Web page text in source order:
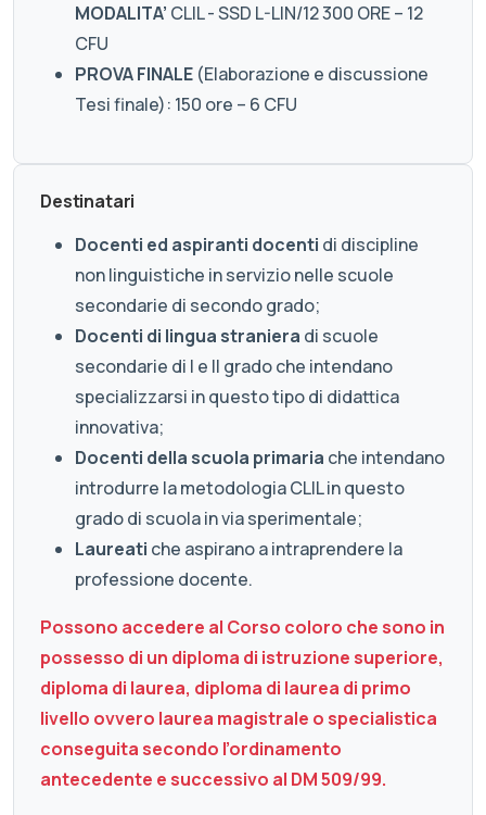
MODALITA’ CLIL - SSD L-LIN/12 300 ORE – 12
CFU
PROVA FINALE (Elaborazione e discussione
Tesi finale): 150 ore – 6 CFU
Destinatari
Docenti ed aspiranti docenti di discipline
non linguistiche in servizio nelle scuole
secondarie di secondo grado;
Docenti di lingua straniera di scuole
secondarie di I e II grado che intendano
specializzarsi in questo tipo di didattica
innovativa;
Docenti della scuola primaria che intendano
introdurre la metodologia CLIL in questo
grado di scuola in via sperimentale;
Laureati che aspirano a intraprendere la
professione docente.
Possono accedere al Corso coloro che sono in
possesso di un diploma di istruzione superiore,
diploma di laurea, diploma di laurea di primo
livello ovvero laurea magistrale o specialistica
conseguita secondo l’ordinamento
antecedente e successivo al DM 509/99.